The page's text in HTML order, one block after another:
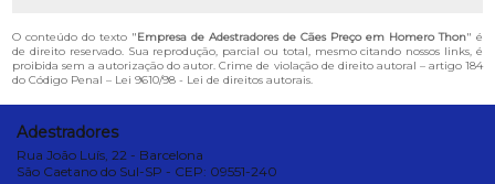
O conteúdo do texto "Empresa de Adestradores de Cães Preço em Homero Thon" é
de direito reservado. Sua reprodução, parcial ou total, mesmo citando nossos links, é
proibida sem a autorização do autor. Crime de violação de direito autoral – artigo 184
do Código Penal – Lei 9610/98 - Lei de direitos autorais.
Adestradores
Rua João Luís, 22 - Barcelona
São Caetano do Sul-SP - CEP: 09551-240